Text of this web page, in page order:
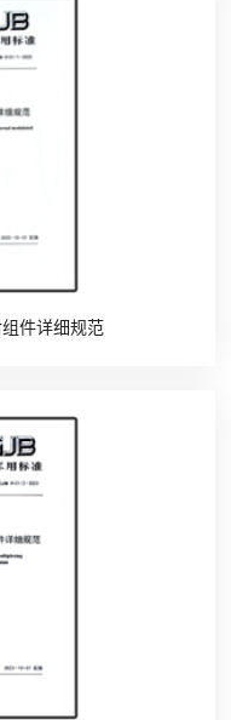
件详细规范